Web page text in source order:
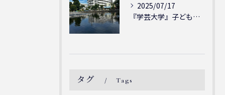
2025/07/17
『学芸大学』子どもには子どもの表現が大切！シェリー・アーツ音...
タグ Tags